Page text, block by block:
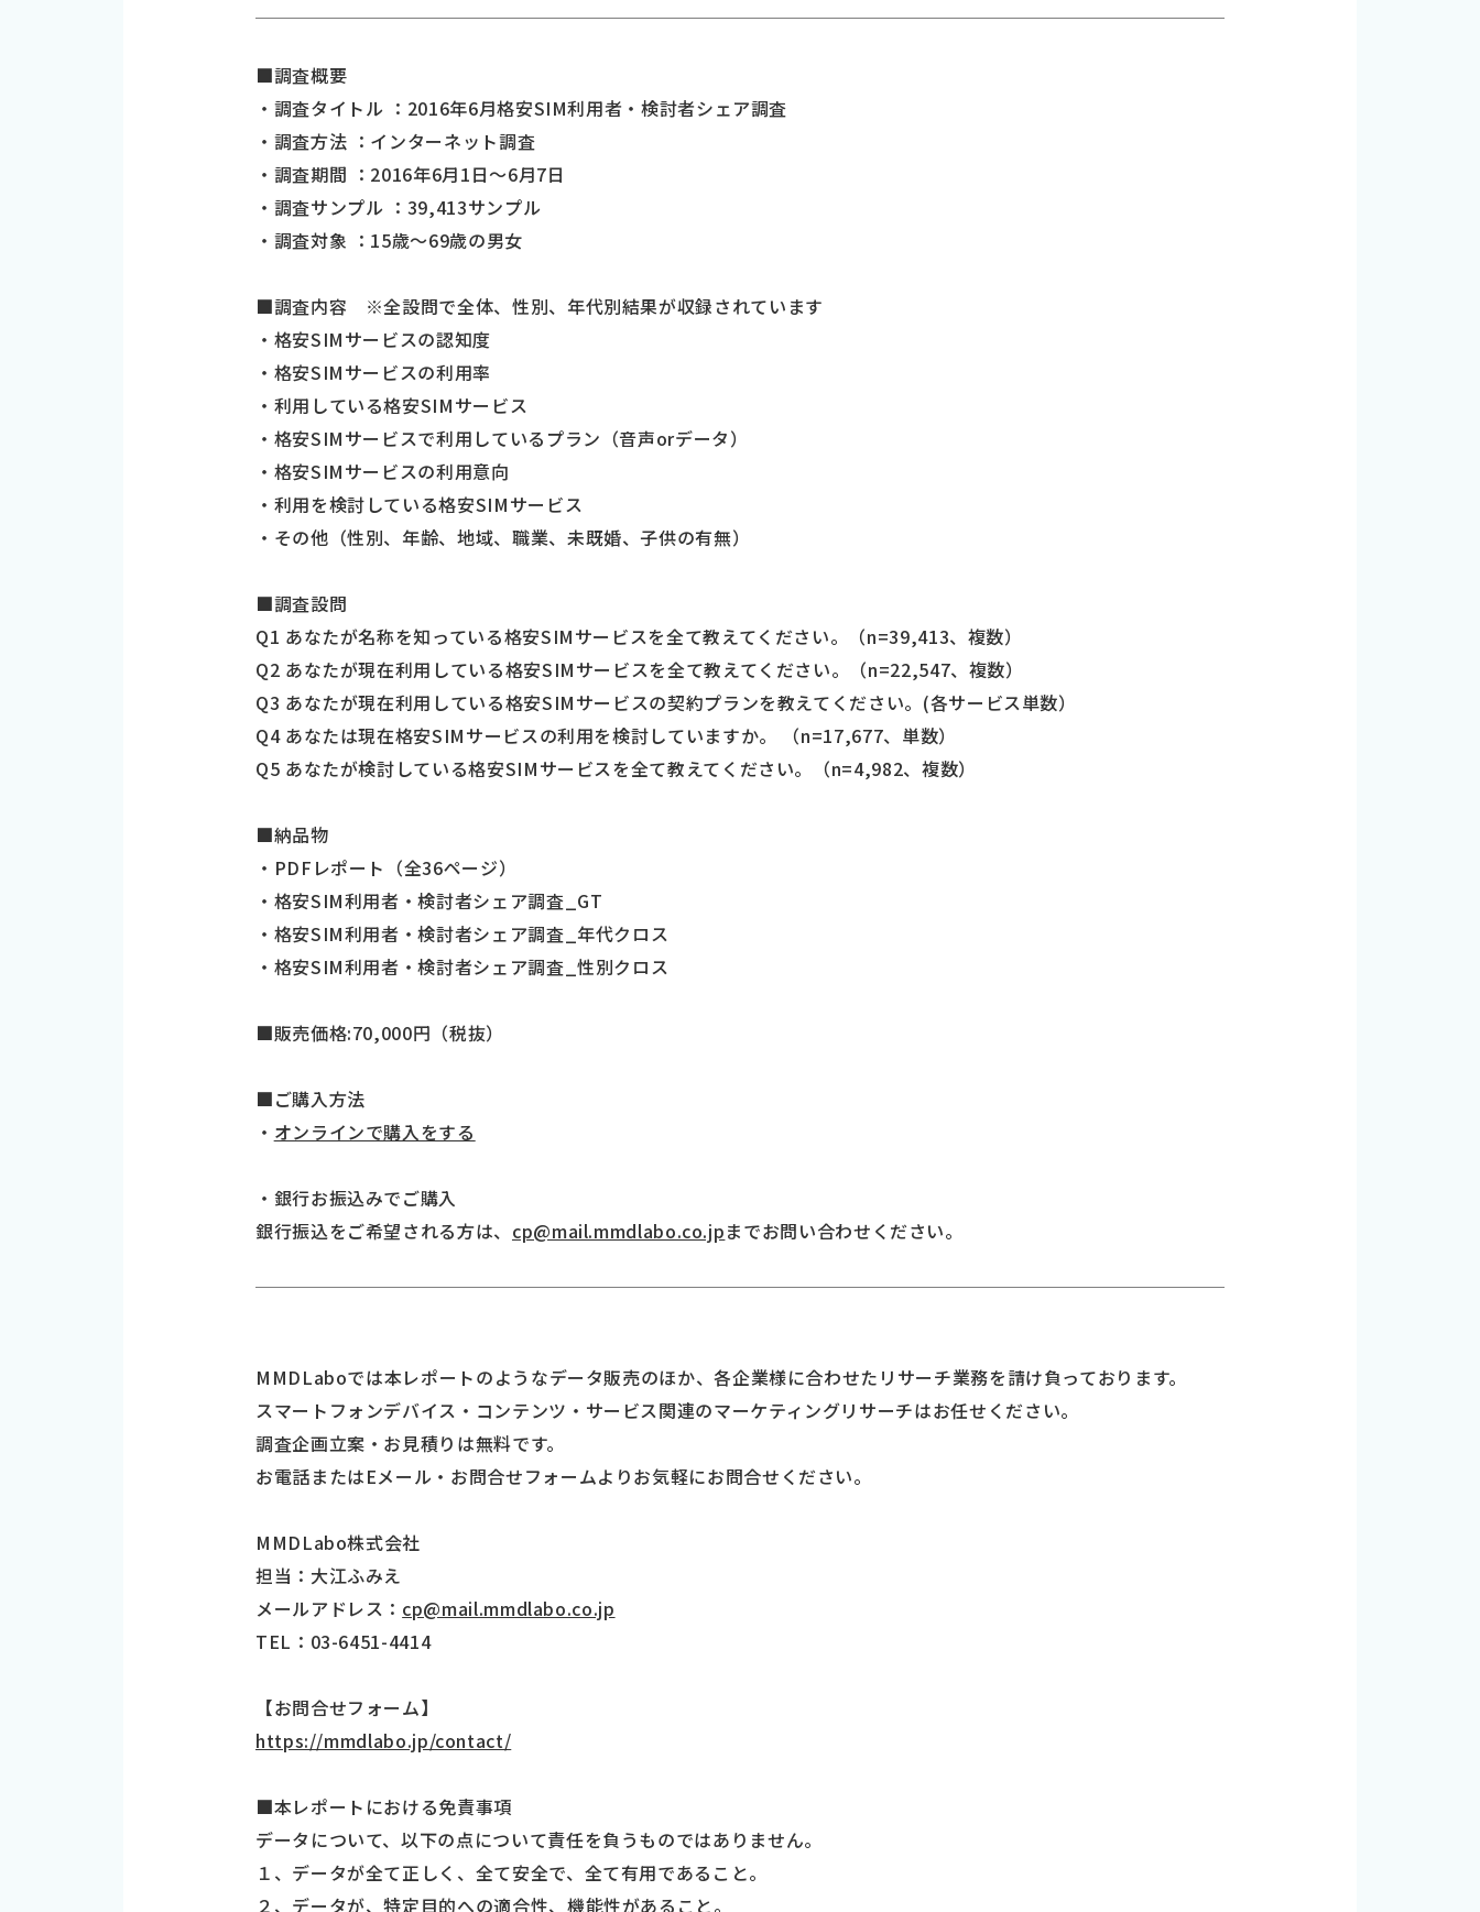
■調査概要
・調査タイトル ：2016年6月格安SIM利用者・検討者シェア調査
・調査方法 ：インターネット調査
・調査期間 ：2016年6月1日～6月7日
・調査サンプル ：39,413サンプル
・調査対象 ：15歳～69歳の男女
■調査内容 ※全設問で全体、性別、年代別結果が収録されています
・格安SIMサービスの認知度
・格安SIMサービスの利用率
・利用している格安SIMサービス
・格安SIMサービスで利用しているプラン（音声orデータ）
・格安SIMサービスの利用意向
・利用を検討している格安SIMサービス
・その他（性別、年齢、地域、職業、未既婚、子供の有無）
■調査設問
Q1 あなたが名称を知っている格安SIMサービスを全て教えてください。（n=39,413、複数）
Q2 あなたが現在利用している格安SIMサービスを全て教えてください。（n=22,547、複数）
Q3 あなたが現在利用している格安SIMサービスの契約プランを教えてください。(各サービス単数）
Q4 あなたは現在格安SIMサービスの利用を検討していますか。 （n=17,677、単数）
Q5 あなたが検討している格安SIMサービスを全て教えてください。（n=4,982、複数）
■納品物
・PDFレポート（全36ページ）
・格安SIM利用者・検討者シェア調査_GT
・格安SIM利用者・検討者シェア調査_年代クロス
・格安SIM利用者・検討者シェア調査_性別クロス
■販売価格:70,000円（税抜）
■ご購入方法
・ オンラインで購入をする
・銀行お振込みでご購入
銀行振込をご希望される方は、 cp@mail.mmdlabo.co.jpまでお問い合わせください。
MMDLaboでは本レポートのようなデータ販売のほか、各企業様に合わせたリサーチ業務を請け負っております。
スマートフォンデバイス・コンテンツ・サービス関連のマーケティングリサーチはお任せください。
調査企画立案・お見積りは無料です。
お電話またはEメール・お問合せフォームよりお気軽にお問合せください。
MMDLabo株式会社
担当：大江ふみえ
メールアドレス： cp@mail.mmdlabo.co.jp
TEL：03-6451-4414
【お問合せフォーム】
https://mmdlabo.jp/contact/
■本レポートにおける免責事項
データについて、以下の点について責任を負うものではありません。
１、データが全て正しく、全て安全で、全て有用であること。
２、データが、特定目的への適合性、機能性があること。